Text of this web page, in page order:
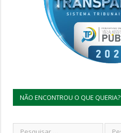
NÃO ENCONTROU O QUE QUERIA?